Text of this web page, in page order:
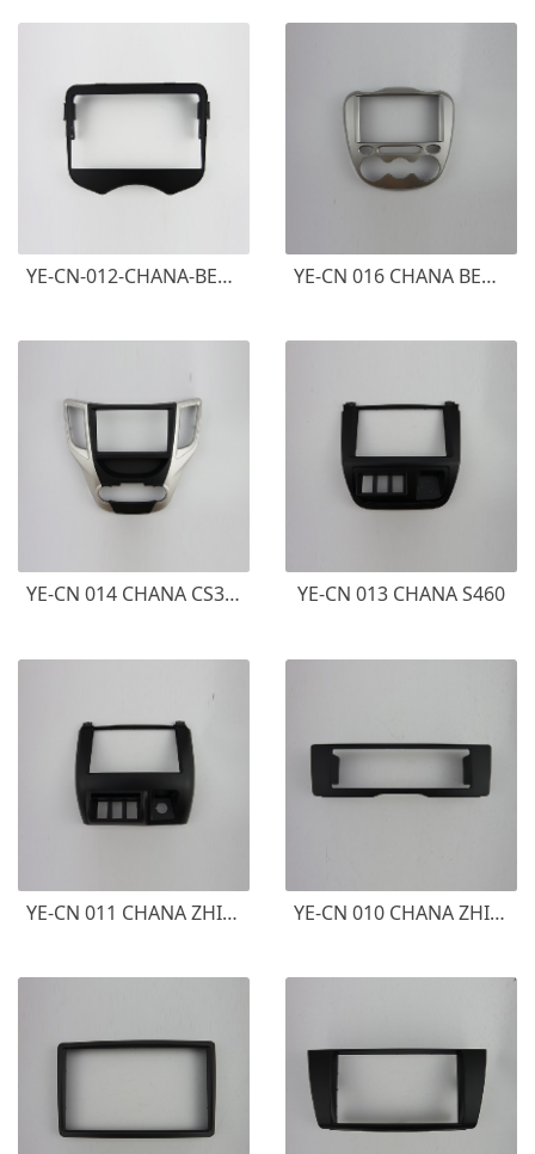
YE-CN-012-CHANA-BENBEN-2013-长安奔奔 YE-CN 016 CHANA BENBEN MINI 2012 长安奔奔MINI
YE-CN 014 CHANA CS35 2015 长安CS35 YE-CN 013 CHANA S460
YE-CN 011 CHANA ZHIXING 2 长安之星二代 YE-CN 010 CHANA ZHIXING 2012-2014 1DIN 长安之星